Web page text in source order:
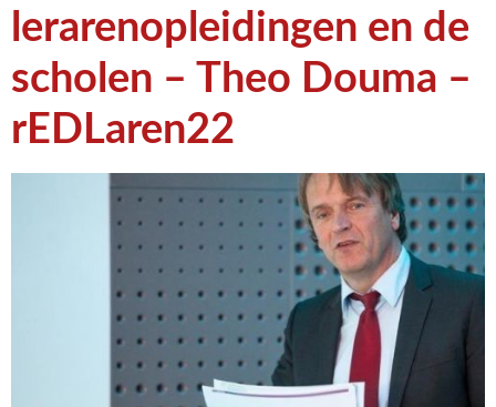
lerarenopleidingen en de
scholen – Theo Douma –
rEDLaren22